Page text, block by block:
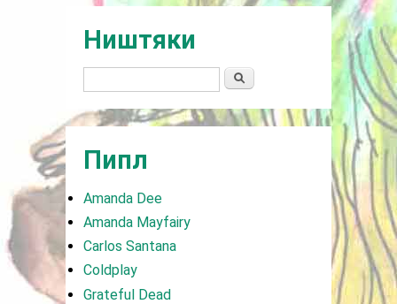
Ништяки
Поиск
Пипл
Amanda Dee
Amanda Mayfairy
Carlos Santana
Coldplay
Grateful Dead